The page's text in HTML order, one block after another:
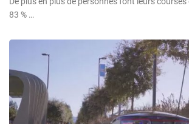
83 % …